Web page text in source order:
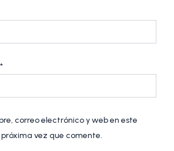
*
correo electrónico y web en este
vez que comente.